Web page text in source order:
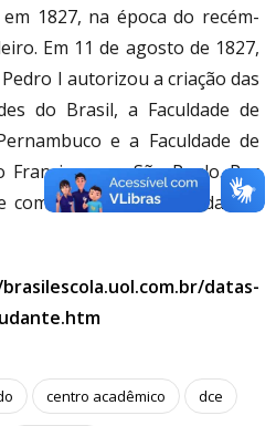
1827, na época do recém-
Em 11 de agosto de 1827,
I autorizou a criação das
do Brasil, a Faculdade de
e a Faculdade de
em São Paulo. Por
comemora na mesma data o
datas-
centro acadêmico dce